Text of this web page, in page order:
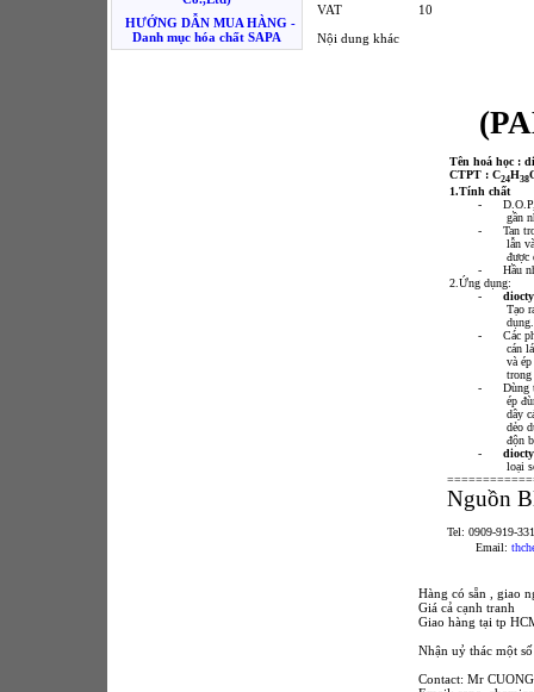
HƯỚNG DẪN MUA HÀNG -
Danh mục hóa chất SAPA
VAT
10
Nội dung khác
Tên hoá học :
CTPT : C24H38
1.Tính chất
-
gần
-
Tan
lẫn
được
-
Hầu
2.Ứng dụng:
-
Tạo
dụng.
-
Các
cán
và
trong
-
Dùng
ép
dây
dẻo
độn
-
loại
Nguồn
Tel: 0909-919-331
Email:
Hàng có sẵn , giao
Giá cả cạnh tranh
Giao hàng tại tp
Nhận uỷ thác một
Contact: Mr